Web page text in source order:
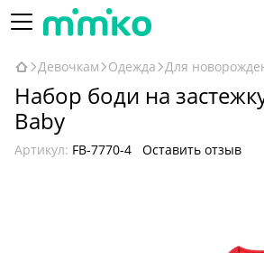
Девочкам Одежда Для
Набор боди на
Baby
Артикул: FB-7770-4 Оставить отзыв